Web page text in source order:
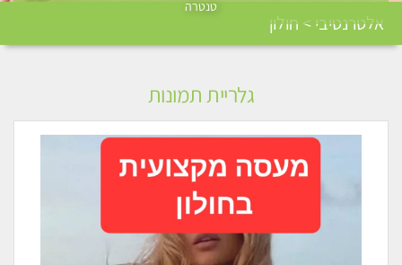
טנטרה
אלטרנטיבי > חולון
גלריית תמונות